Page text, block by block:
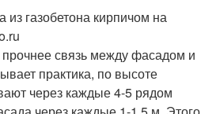
газобетона кирпичом на
связь между фасадом и
практика, по высоте
через каждые 4-5 рядом